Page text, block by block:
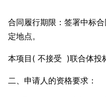
合同履行期限：签署中标
定地点。
本项目( 不接受 )联合体投
二、申请人的资格要求：